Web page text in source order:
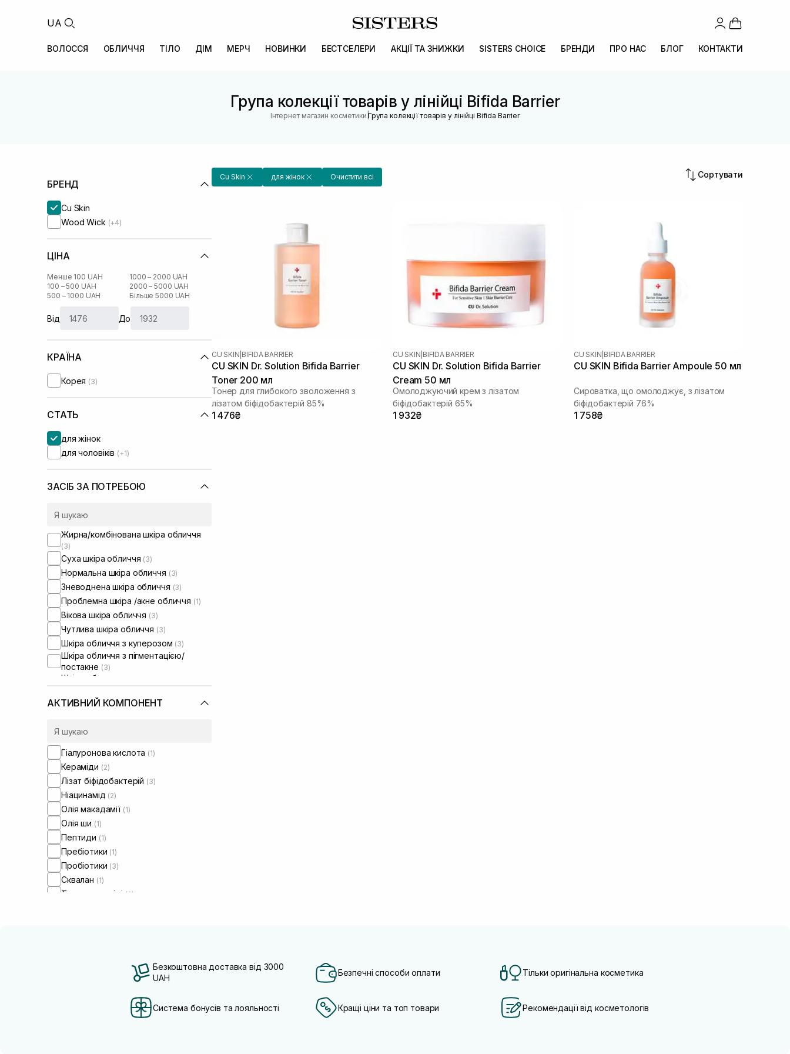
UA
ВОЛОССЯ ОБЛИЧЧЯ ТІЛО ДІМ МЕРЧ НОВИНКИ БЕСТСЕЛЕРИ АКЦІЇ ТА ЗНИЖКИ SISTERS CHOICE БРЕНДИ ПРО НАС БЛОГ КОНТАКТИ
Група колекції товарів у лінійці Bifida Barrier
Інтернет магазин косметики |Група колекції товарів у лінійці Bifida Barrier
БРЕНД
Cu Skin
Wood Wick (+4)
ЦІНА
Менше 100 UAH
100 – 500 UAH
500 – 1000 UAH
1000 – 2000 UAH
2000 – 5000 UAH
Більше 5000 UAH
Від До
КРАЇНА
Корея (3)
СТАТЬ
для жінок
для чоловіків (+1)
ЗАСІБ ЗА ПОТРЕБОЮ
Жирна/комбінована шкіра обличчя
(3)
Суха шкіра обличчя (3)
Нормальна шкіра обличчя (3)
Зневоднена шкіра обличчя (3)
Проблемна шкіра /акне обличчя (1)
Вікова шкіра обличчя (3)
Чутлива шкіра обличчя (3)
Шкіра обличчя з куперозом (3)
Шкіра обличчя з пігментацією/
постакне (3)
Шкіра обличчя з розширеними
порами
Шкіра обличчя з порушеним
мікробіомом
АКТИВНИЙ КОМПОНЕНТ
Гіалуронова кислота (1)
Кераміди (2)
Лізат біфідобактерій (3)
Ніацинамід (2)
Олія макадамії (1)
Олія ши (1)
Пептиди (1)
Пребіотики (1)
Пробіотики (3)
Сквалан (1)
Трипептид міді (2)
Cu Skin для жінок Очистити всі Сортувати
CU SKIN BIFIDA BARRIER
CU SKIN Dr. Solution Bifida Barrier
Toner 200 мл
Тонер для глибокого зволоження з
лізатом біфідобактерій 85%
1 476₴
CU SKIN BIFIDA BARRIER
CU SKIN Dr. Solution Bifida Barrier
Cream 50 мл
Омолоджуючий крем з лізатом
біфідобактерій 65%
1 932₴
CU SKIN BIFIDA BARRIER
CU SKIN Bifida Barrier Ampoule 50 мл
Сироватка, що омолоджує, з лізатом
біфідобактерій 76%
1 758₴
Безкоштовна доставка від 3000
UAH
Безпечні способи оплати Тільки оригінальна косметика
Система бонусів та лояльності Кращі ціни та топ товари Рекомендації від косметологів